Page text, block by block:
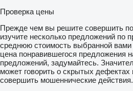
Проверка цены
Прежде чем вы решите совершить
изучите несколько предложений по
среднюю стоимость выбранной
цена понравившегося предложения
предложений, задумайтесь.
может говорить о скрытых
совершить мошеннические действия.